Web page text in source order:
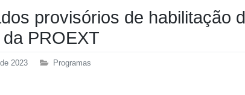
provisórios de habilitação
PROEXT
2023 Programas